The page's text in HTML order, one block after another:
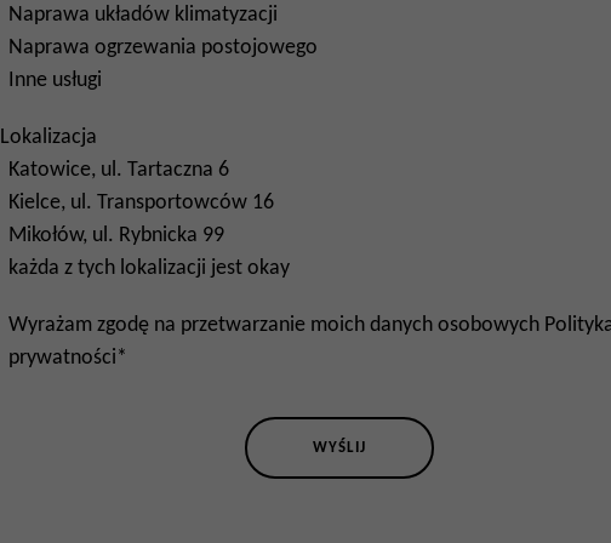
Naprawa układów klimatyzacji
Naprawa ogrzewania postojowego
Inne usługi
Lokalizacja
Katowice, ul. Tartaczna 6
Kielce, ul. Transportowców 16
Mikołów, ul. Rybnicka 99
każda z tych lokalizacji jest okay
Wyrażam zgodę na przetwarzanie moich danych osobowych
prywatności*
WYŚLIJ